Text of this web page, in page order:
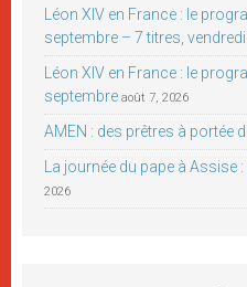
Léon XIV en France : le
septembre – 7 titres,
Léon XIV en France : le
septembre août 7, 2026
AMEN : des prêtres à portée
La journée du pape à Assise :
2026